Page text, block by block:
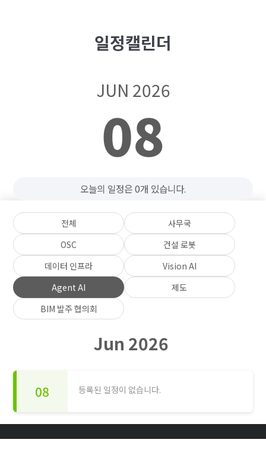
일정캘린더
JUN 2026
08
오늘의 일정은 0개 있습니다.
전체
사무국
OSC
건설 로봇
데이터 인프라
Vision AI
Agent AI
제도
BIM 발주 협의회
Jun 2026
08 등록된 일정이 없습니다.